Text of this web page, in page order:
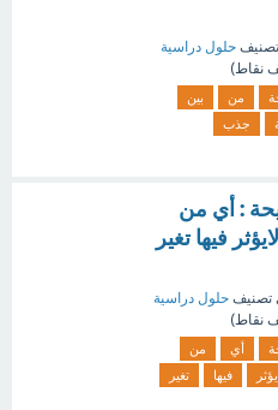
حلول دراسية
نقاط)
من
بين
جذب
: أي من
فيها تغير
تصنيف حلول دراسية
نقاط)
أي
من
فيها
تغير